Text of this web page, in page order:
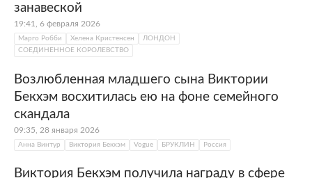
занавеской
19:41, 6 февраля 2026
Марго Робби Хелена Кристенсен
ЛОНДОН
СОЕДИНЕННОЕ КОРОЛЕВСТВО
Возлюбленная младшего сына Виктории
Бекхэм восхитилась ею на фоне семейного
скандала
09:35, 28 января 2026
Анна Винтур Виктория Бекхэм Vogue БРУКЛИН Россия
Виктория Бекхэм получила награду в сфере